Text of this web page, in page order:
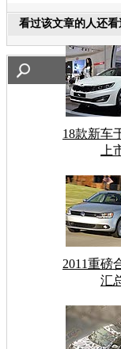
看过该文章的人还看
18款新车
上
2011重磅
汇